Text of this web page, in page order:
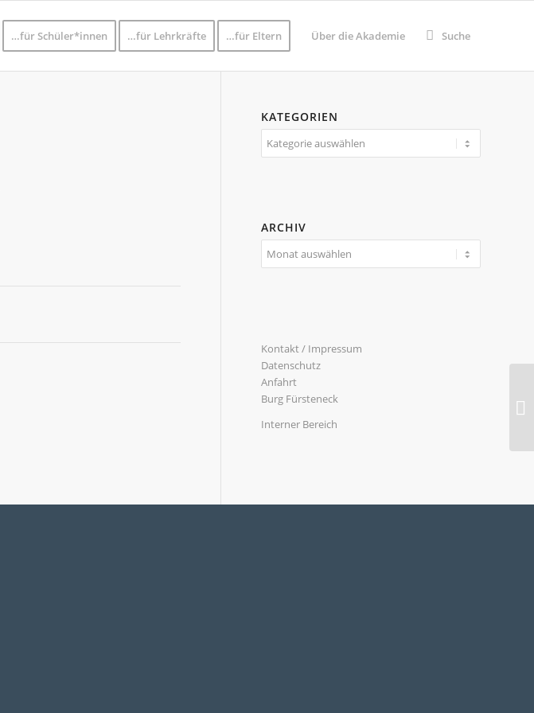
…für Schüler*innen …für Lehrkräfte …für Eltern Über die Akademie Suche
KATEGORIEN
Kategorien
ARCHIV
Kontakt / Impressum
Datenschutz
Anfahrt
Burg Fürsteneck
Interner Bereich